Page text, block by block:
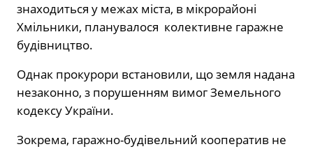
знаходиться у межах міста, в мікрорайоні
Хмільники, планувалося колективне гаражне
будівництво.
Однак прокурори встановили, що земля надана
незаконно, з порушенням вимог Земельного
кодексу України.
Зокрема, гаражно-будівельний кооператив не